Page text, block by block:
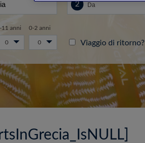
11 anni 0-2 anni
0 0 Viaggio di ritorno?